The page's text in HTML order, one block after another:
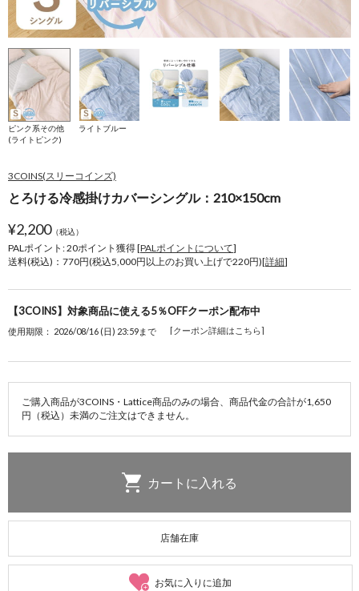
ピンク系その他
(ライトピンク)
ライトブルー
3COINS(スリーコインズ)
とろける冷感掛けカバーシングル：210×150cm
¥2,200（税込）
PALポイント: 20ポイント獲得 [PALポイントについて]
送料(税込)：770円(税込5,000円以上のお買い上げで220円)[詳細]
【3COINS】対象商品に使える5％OFFクーポン配布中
使用期限： 2026/08/16 (日) 23:59まで [クーポン詳細はこちら]
ご購入商品が3COINS・Lattice商品のみの場合、商品代金の合計が1,650
円（税込）未満のご注文はできません。
店舗在庫
お気に入りに追加